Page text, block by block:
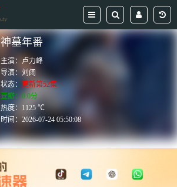
神墓年番
主演： 卢力峰
导演：刘阔
状态： 更新第52集
豆瓣：0.0分
热度：1125 ℃
时间：2026-07-24 05:50:08